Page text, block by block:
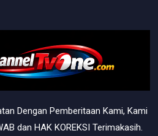
Dengan Pemberitaan Kami, Kami
dan HAK KOREKSI Terimakasih.